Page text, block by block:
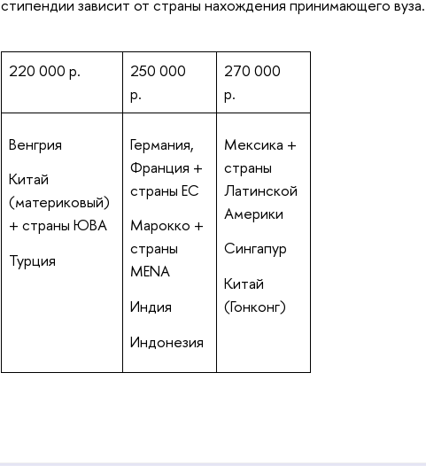
стипендии зависит от страны нахождения принимающего вуза.
220 000 р.
250 000
р.
270 000
р.
Венгрия
Китай
(материковый)
+ страны ЮВА
Турция
Германия,
Франция +
страны ЕС
Марокко +
страны
MENA
Индия
Индонезия
Мексика +
страны
Латинской
Америки
Сингапур
Китай
(Гонконг)